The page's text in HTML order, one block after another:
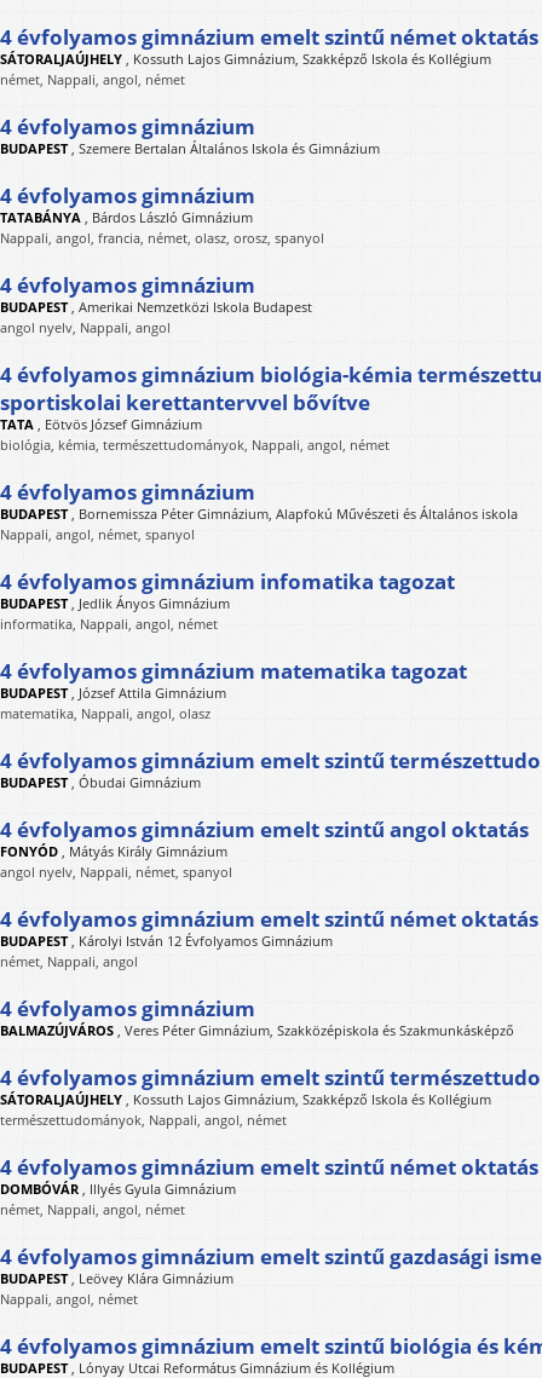
4 évfolyamos gimnázium emelt szintű német oktatás
SÁTORALJAÚJHELY , Kossuth Lajos Gimnázium, Szakképző Iskola és Kollégium
német, Nappali, angol, német
4 évfolyamos gimnázium
BUDAPEST, Szemere Bertalan Általános Iskola és Gimnázium
4 évfolyamos gimnázium
TATABÁNYA , Bárdos László Gimnázium
Nappali, angol, francia, német, olasz, orosz, spanyol
4 évfolyamos gimnázium
BUDAPEST, Amerikai Nemzetközi Iskola Budapest
angol nyelv, Nappali, angol
4 évfolyamos gimnázium biológia-kémia
sportiskolai kerettantervvel bővítve
TATA , Eötvös József Gimnázium
biológia, kémia, természettudományok, Nappali, angol, német
4 évfolyamos gimnázium
BUDAPEST, Bornemissza Péter Gimnázium, Alapfokú Művészeti és Általános iskola
Nappali, angol, német, spanyol
4 évfolyamos gimnázium infomatika tagozat
BUDAPEST, Jedlik Ányos Gimnázium
informatika, Nappali, angol, német
4 évfolyamos gimnázium matematika tagozat
BUDAPEST, József Attila Gimnázium
matematika, Nappali, angol, olasz
4 évfolyamos gimnázium emelt szintű
BUDAPEST, Óbudai Gimnázium
4 évfolyamos gimnázium emelt szintű angol oktatás
FONYÓD , Mátyás Király Gimnázium
angol nyelv, Nappali, német, spanyol
4 évfolyamos gimnázium emelt szintű német oktatás
BUDAPEST, Károlyi István 12 Évfolyamos Gimnázium
német, Nappali, angol
4 évfolyamos gimnázium
BALMAZÚJVÁROS , Veres Péter Gimnázium, Szakközépiskola és Szakmunkásképző
4 évfolyamos gimnázium emelt szintű
SÁTORALJAÚJHELY , Kossuth Lajos Gimnázium, Szakképző Iskola és Kollégium
természettudományok, Nappali, angol, német
4 évfolyamos gimnázium emelt szintű német oktatás
DOMBÓVÁR , Illyés Gyula Gimnázium
német, Nappali, angol, német
4 évfolyamos gimnázium emelt szintű gazdasági
BUDAPEST, Leövey Klára Gimnázium
Nappali, angol, német
4 évfolyamos gimnázium emelt szintű biológia és
BUDAPEST, Lónyay Utcai Református Gimnázium és Kollégium